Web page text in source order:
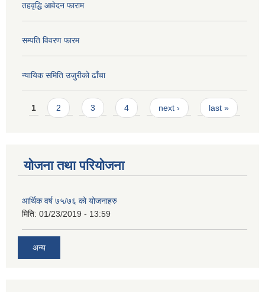
तहवृद्धि आवेदन फाराम
सम्पति विवरण फारम
न्यायिक समिति उजुरीको ढाँचा
Pages
1 2 3 4 next › last »
योजना तथा परियोजना
आर्थिक वर्ष ७५/७६ को योजनाहरु
मिति: 01/23/2019 - 13:59
अन्य